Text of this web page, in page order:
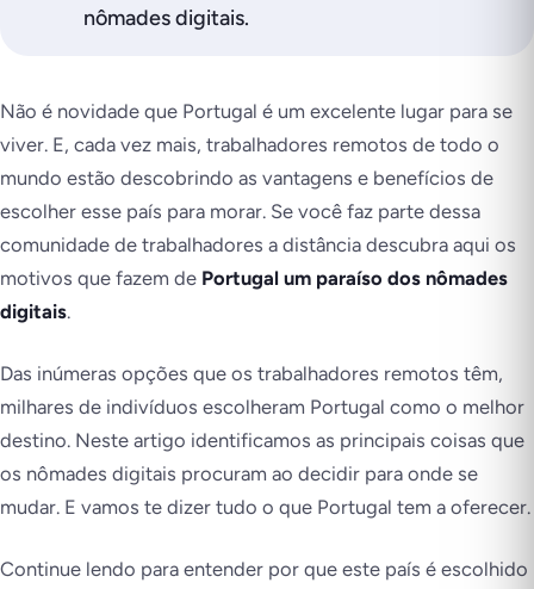
nômades digitais.
Não é novidade que Portugal é um excelente lugar para se
viver. E, cada vez mais, trabalhadores remotos de todo o
mundo estão descobrindo as vantagens e benefícios de
escolher esse país para morar. Se você faz parte dessa
comunidade de trabalhadores a distância descubra aqui os
motivos que fazem de Portugal um paraíso dos nômades
digitais.
Das inúmeras opções que os trabalhadores remotos têm,
milhares de indivíduos escolheram Portugal como o melhor
destino. Neste artigo identificamos as principais coisas que
os nômades digitais procuram ao decidir para onde se
mudar. E vamos te dizer tudo o que Portugal tem a oferecer.
Continue lendo para entender por que este país é escolhido